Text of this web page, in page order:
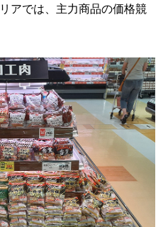
アでは、主力商品の価格競